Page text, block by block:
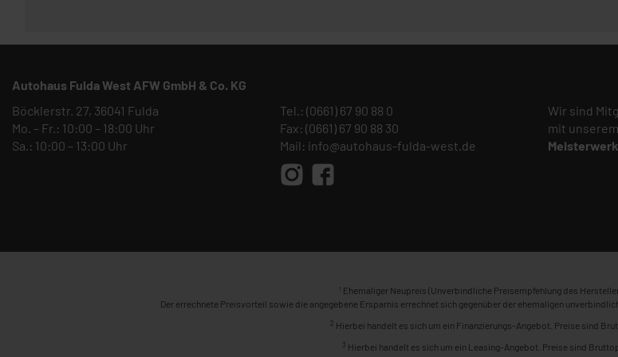
Autohaus Fulda West AFW GmbH & Co. KG
Böcklerstr. 27, 36041 Fulda
Mo. – Fr.: 10:00 – 18:00 Uhr
Sa.: 10:00 – 13:00 Uhr
Tel.: (0661) 67 90 88 0
Fax: (0661) 67 90 88 30
Mail: info@autohaus-fulda-west.de
Wir sind
mit
1 Ehemaliger Neupreis (Unverbindliche Preisempfehlung des
Der errechnete Preisvorteil sowie die angegebene Ersparnis errechnet sich gegenüber der ehemaligen
2 Hierbei handelt es sich um ein Finanzierungs-Angebot. Preise sind
3 Hierbei handelt es sich um ein Leasing-Angebot. Preise sind